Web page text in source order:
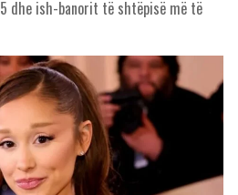
dhe ish-banorit të shtëpisë më të